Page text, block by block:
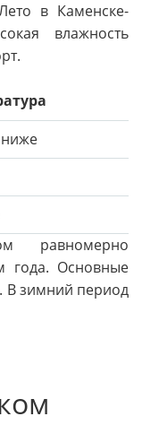
в Каменске-
влажность
ниже
равномерно
года. Основные
В зимний период